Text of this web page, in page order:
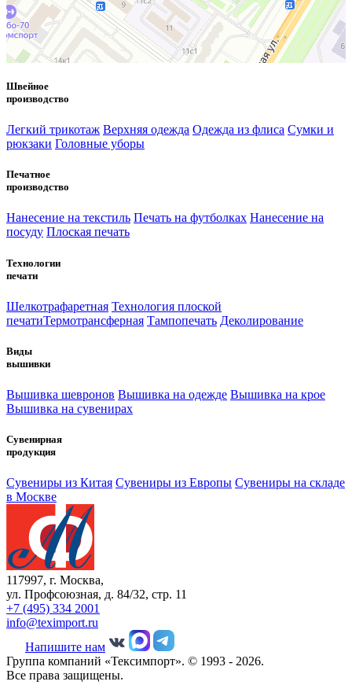
Швейное
производство
Легкий трикотаж Верхняя одежда Одежда из флиса Сумки и
рюкзаки Головные уборы
Печатное
производство
Нанесение на текстиль Печать на футболках Нанесение на
посуду Плоская печать
Технологии
печати
Шелкотрафаретная Технология плоской
печатиТермотрансферная Тампопечать Деколирование
Виды
вышивки
Вышивка шевронов Вышивка на одежде Вышивка на крое
Вышивка на сувенирах
Сувенирная
продукция
Сувениры из Китая Сувениры из Европы Сувениры на складе
в Москве
117997, г. Москва,
ул. Профсоюзная, д. 84/32, стр. 11
+7 (495) 334 2001
info@teximport.ru
Напишите нам
Группа компаний «Тексимпорт». © 1993 - 2026.
Все права защищены.